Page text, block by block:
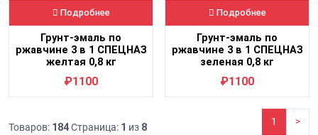
Подробнее
Грунт-эмаль по
ржавчине 3 в 1 СПЕЦНАЗ
желтая 0,8 кг
₽1100
Подробнее
Грунт-эмаль по
ржавчине 3 в 1 СПЕЦНАЗ
зеленая 0,8 кг
₽1100
Товаров: 184Страница: 1 из 8 1 >